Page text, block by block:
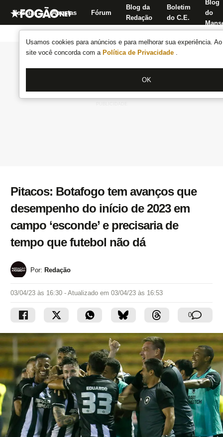
Usamos cookies para anúncios e para melhorar sua experiência.
site você concorda com a Política de Privacidade .
OK
Notícias Apostas Fórum
Blog da
Redação
Boletim
do C.E.
Blog
do
Pitacos: Botafogo tem avanços que
desempenho do início de 2023 em
campo ‘esconde’ e precisaria de
tempo que futebol não dá
Por: Redação
03/04/23 às 16:30 - Atualizado em 03/04/23 às 16:53
0